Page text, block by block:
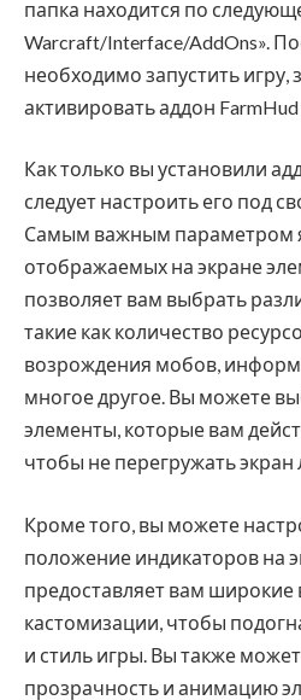
папка находится по
Warcraft/Interface/AddOns».
необходимо запустить игру,
активировать аддон
Как только вы установили
следует настроить его под
Самым важным параметром
отображаемых на экране
позволяет вам выбрать
такие как количество
возрождения мобов,
многое другое. Вы можете
элементы, которые вам
чтобы не перегружать
Кроме того, вы можете
положение индикаторов на
предоставляет вам
кастомизации, чтобы
и стиль игры. Вы также
прозрачность и анимацию